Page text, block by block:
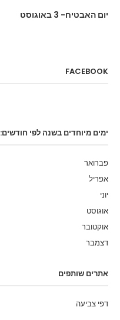
יום האבטיח- 3 באוגוסט
FACEBOOK
ימים מיוחדים בשנה לפי חודשים:
פברואר
אפריל
יוני
אוגוסט
אוקטובר
דצמבר
אתרים שותפים
דפי צביעה